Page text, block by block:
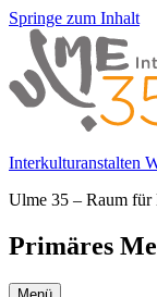
Springe zum Inhalt
Interkulturanstalten
Ulme 35 – Raum
Primäres